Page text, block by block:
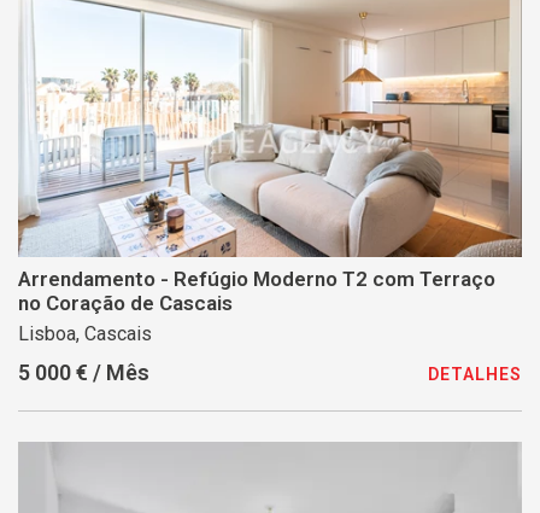
Arrendamento - Refúgio Moderno T2 com Terraço
no Coração de Cascais
Lisboa, Cascais
5 000 € / Mês DETALHES